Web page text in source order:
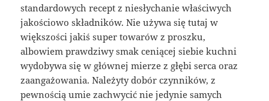
standardowych recept z niesłychanie właściwych
jakościowo składników. Nie używa się tutaj w
większości jakiś super towarów z proszku,
albowiem prawdziwy smak ceniącej siebie kuchni
wydobywa się w głównej mierze z głębi serca oraz
zaangażowania. Należyty dobór czynników, z
pewnością umie zachwycić nie jedynie samych